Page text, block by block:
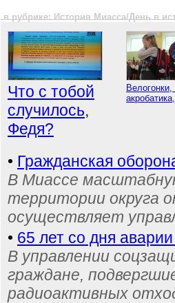
в рубрике: История Миасса/День в
Что с тобой
случилось,
Федя?
• Гражданская
В Миассе
территории округа
осуществляет
• 65 лет со дня
В управлении
граждане,
радиоактивных